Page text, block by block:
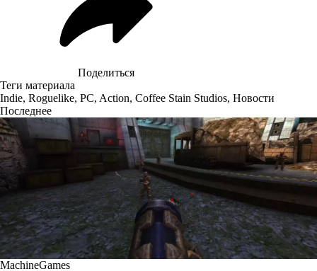
Поделиться
Теги материала
Indie, Roguelike, PC, Action, Coffee Stain Studios, Новости
Последнее
MachineGames